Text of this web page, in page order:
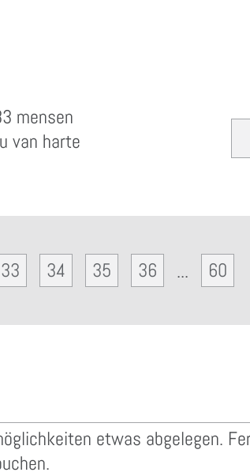
mensen
van harte
33 34 35 36 ... 60
etwas abgelegen.